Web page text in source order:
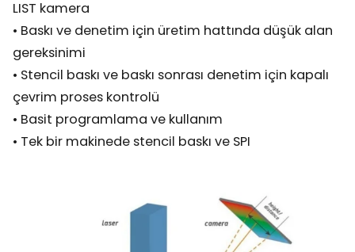
LIST kamera
• Baskı ve denetim için üretim hattında düşük alan
gereksinimi
• Stencil baskı ve baskı sonrası denetim için kapalı
çevrim proses kontrolü
• Basit programlama ve kullanım
• Tek bir makinede stencil baskı ve SPI